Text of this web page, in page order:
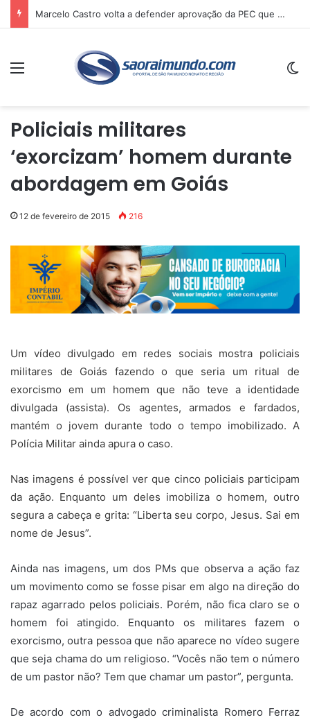
Marcelo Castro volta a defender aprovação da PEC que acaba com a escala 6×1 e avalia clima no Senado
Menu
Policiais militares
‘exorcizam’ homem durante
abordagem em Goiás
12 de fevereiro de 2015 216
Um vídeo divulgado em redes sociais mostra policiais
militares de Goiás fazendo o que seria um ritual de
exorcismo em um homem que não teve a identidade
divulgada (assista). Os agentes, armados e fardados,
mantém o jovem durante todo o tempo imobilizado. A
Polícia Militar ainda apura o caso.
Nas imagens é possível ver que cinco policiais participam
da ação. Enquanto um deles imobiliza o homem, outro
segura a cabeça e grita: “Liberta seu corpo, Jesus. Sai em
nome de Jesus”.
Ainda nas imagens, um dos PMs que observa a ação faz
um movimento como se fosse pisar em algo na direção do
rapaz agarrado pelos policiais. Porém, não fica claro se o
homem foi atingido. Enquanto os militares fazem o
exorcismo, outra pessoa que não aparece no vídeo sugere
que seja chama do um religioso. “Vocês não tem o número
de um pastor não? Tem que chamar um pastor”, pergunta.
De acordo com o advogado criminalista Romero Ferraz